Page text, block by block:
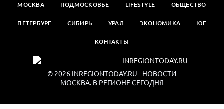
МОСКВА ПОДМОСКОВЬЕ LIFESTYLE ОБЩЕСТВО
ПЕТЕРБУРГ СИБИРЬ УРАЛ ЭКОНОМИКА ЮГ
КОНТАКТЫ
© 2026 INREGIONTODAY.RU - НОВОСТИ
МОСКВА. В РЕГИОНЕ СЕГОДНЯ